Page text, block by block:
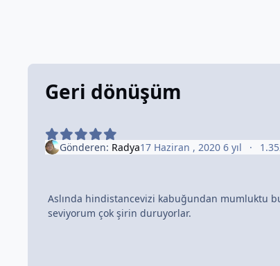
Geri dönüşüm
Gönderen: Radya17 Haziran , 2020 6 yıl
Aslında hindistancevizi kabuğundan mumluktu bu
seviyorum çok şirin duruyorlar.